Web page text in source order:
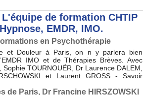
de formation CHTIP
EMDR, IMO.
en Psychothérapie
et Douleur à Paris, on n y parlera bien
IMO et de Thérapies Brèves. Avec
TOURNOUËR, Dr Laurence DALEM,
et Laurent GROSS - Savoir
de Paris, Dr Francine HIRSZOWSKI